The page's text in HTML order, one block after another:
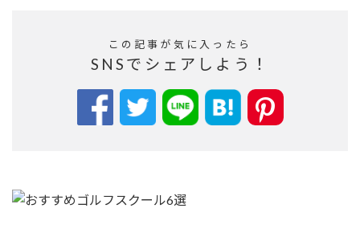
この記事が気に入ったら
SNSでシェアしよう！